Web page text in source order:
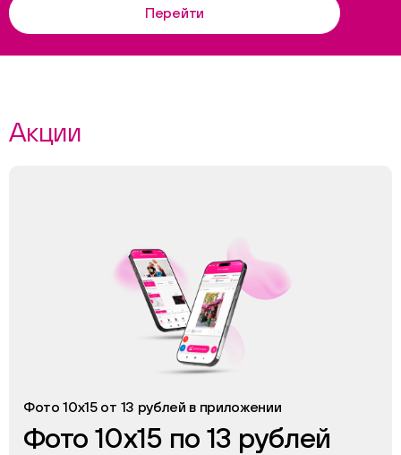
Перейти
Акции
Фото 10х15 от 13 рублей в приложении
Фото 10х15 по 13 рублей